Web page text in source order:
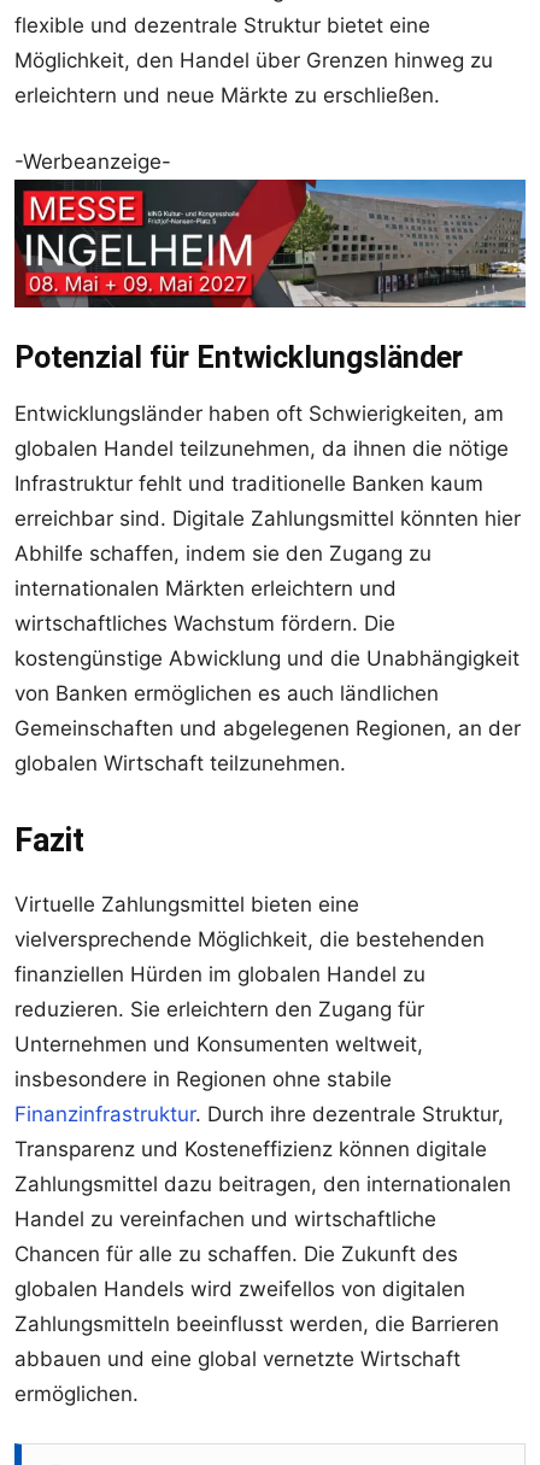
flexible und dezentrale Struktur bietet eine
Möglichkeit, den Handel über Grenzen hinweg zu
erleichtern und neue Märkte zu erschließen.
-Werbeanzeige-
Potenzial für Entwicklungsländer
Entwicklungsländer haben oft Schwierigkeiten, am
globalen Handel teilzunehmen, da ihnen die nötige
Infrastruktur fehlt und traditionelle Banken kaum
erreichbar sind. Digitale Zahlungsmittel könnten hier
Abhilfe schaffen, indem sie den Zugang zu
internationalen Märkten erleichtern und
wirtschaftliches Wachstum fördern. Die
kostengünstige Abwicklung und die Unabhängigkeit
von Banken ermöglichen es auch ländlichen
Gemeinschaften und abgelegenen Regionen, an der
globalen Wirtschaft teilzunehmen.
Fazit
Virtuelle Zahlungsmittel bieten eine
vielversprechende Möglichkeit, die bestehenden
finanziellen Hürden im globalen Handel zu
reduzieren. Sie erleichtern den Zugang für
Unternehmen und Konsumenten weltweit,
insbesondere in Regionen ohne stabile
Finanzinfrastruktur. Durch ihre dezentrale Struktur,
Transparenz und Kosteneffizienz können digitale
Zahlungsmittel dazu beitragen, den internationalen
Handel zu vereinfachen und wirtschaftliche
Chancen für alle zu schaffen. Die Zukunft des
globalen Handels wird zweifellos von digitalen
Zahlungsmitteln beeinflusst werden, die Barrieren
abbauen und eine global vernetzte Wirtschaft
ermöglichen.